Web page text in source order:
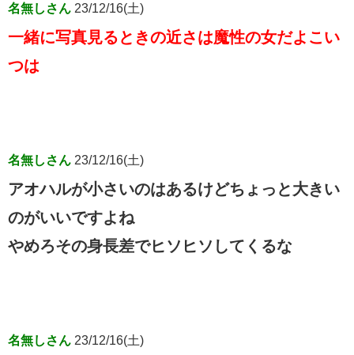
名無しさん 23/12/16(土)
一緒に写真見るときの近さは魔性の女だよこい
つは
名無しさん 23/12/16(土)
アオハルが小さいのはあるけどちょっと大きい
のがいいですよね
やめろその身長差でヒソヒソしてくるな
名無しさん 23/12/16(土)